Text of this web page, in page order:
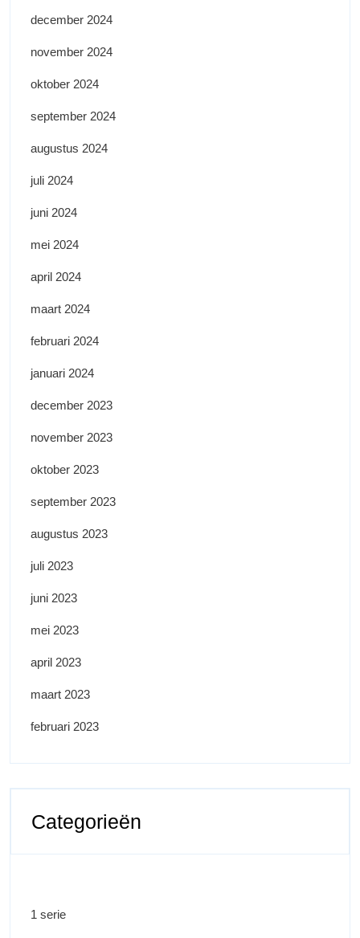
december 2024
november 2024
oktober 2024
september 2024
augustus 2024
juli 2024
juni 2024
mei 2024
april 2024
maart 2024
februari 2024
januari 2024
december 2023
november 2023
oktober 2023
september 2023
augustus 2023
juli 2023
juni 2023
mei 2023
april 2023
maart 2023
februari 2023
Categorieën
1 serie